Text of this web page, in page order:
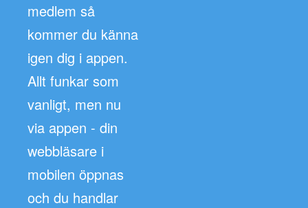
medlem så
kommer du känna
igen dig i appen.
Allt funkar som
vanligt, men nu
via appen - din
webbläsare i
mobilen öppnas
och du handlar